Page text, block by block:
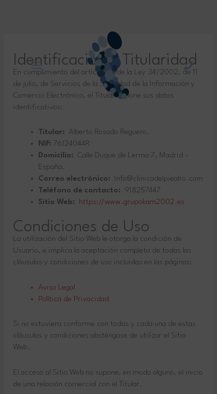
Identificación y Titularidad
En cumplimiento del artículo 10 de la Ley 34/2002, de 11
de julio, de Servicios de la Sociedad de la Información y
Comercio Electrónico, el Titular expone sus datos
identificativos:
Titular: Alberto Rosado Reguero.
NIF: 76124044R
Domicilio: Calle Duque de Lerma 7, Madrid -
España.
Correo electrónico: Info@clinicadelpiealro.com
Teléfono de contacto: 918257447
Sitio Web:
https://www.grupokam2002.es
Condiciones de Uso
La utilización del Sitio Web le otorga la condición de
Usuario, e implica la aceptación completa de todas las
cláusulas y condiciones de uso incluidas en las páginas:
Aviso Legal
Política de Privacidad
Si no estuviera conforme con todas y cada una de estas
cláusulas y condiciones absténgase de utilizar el Sitio
Web.
El acceso al Sitio Web no supone, en modo alguno, el inicio
de una relación comercial con el Titular.